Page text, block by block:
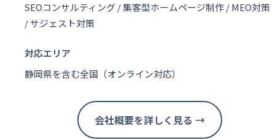
SEOコンサルティング / 集客型ホームページ制作 / MEO対策
/ サジェスト対策
対応エリア
静岡県を含む全国（オンライン対応）
会社概要を詳しく見る →